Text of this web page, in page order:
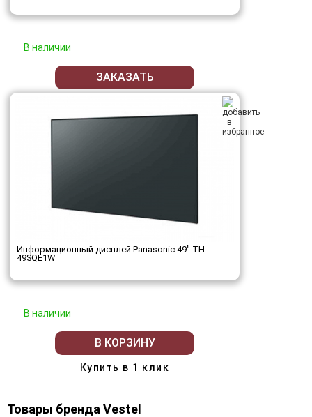
В наличии
ЗАКАЗАТЬ
Информационный дисплей Panasonic 49" TH-
49SQE1W
В наличии
В КОРЗИНУ
Купить в 1 клик
Товары бренда Vestel